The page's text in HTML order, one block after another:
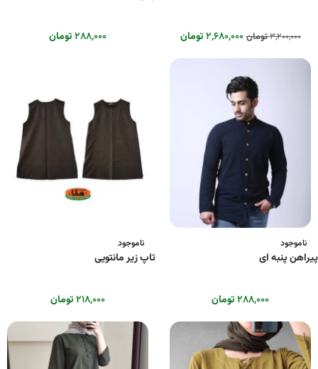
۳,۲۰۰,۰۰۰تومان ۲,۶۸۰,۰۰۰ تومان ۲۸۸,۰۰۰تومان
ناموجود
پیراهن پنبه ای
۲۸۸,۰۰۰تومان
ناموجود
تاپ زیر مانتویی
۲۱۸,۰۰۰تومان